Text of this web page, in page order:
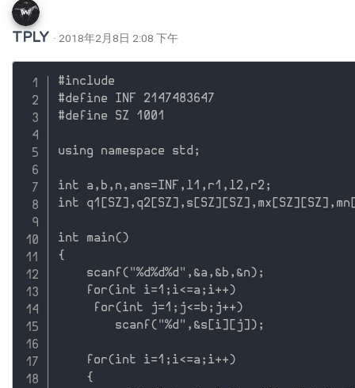
TPLY · 2018年2月8日 2:08 下午
#include
#define INF 2147483647
#define SZ 1001
using namespace std;
int a,b,n,ans=INF,l1,r1,l2,r2;
int
int main()
{
    scanf("%d%d%d",&a,&b,&n);
    for(int i=1;i<=a;i++)
     for(int j=1;j<=b;j++)
        scanf("%d",&s[i][j]);
    for(int i=1;i<=a;i++)
    {